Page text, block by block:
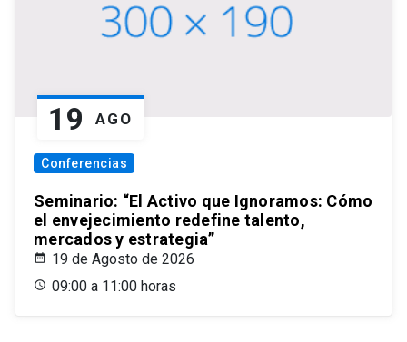
19 AGO
Conferencias
Seminario: “El Activo que Ignoramos: Cómo
el envejecimiento redefine talento,
mercados y estrategia”
19 de Agosto de 2026
09:00 a 11:00 horas